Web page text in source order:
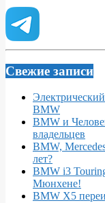
Свежие записи
BMW
BMW и
владельцев
BMW,
лет?
BMW i3
Мюнхене!
BMW X5